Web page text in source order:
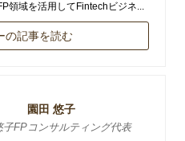
領域を活用してFintechビジネ...
の記事を読む
園田 悠子
子FPコンサルティング代表